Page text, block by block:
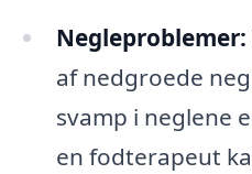
Negleproblemer:
af nedgroede
svamp i neglene
en fodterapeut